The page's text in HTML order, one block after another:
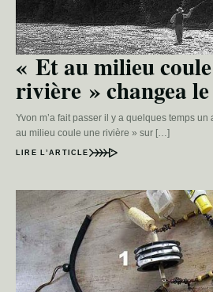
« Et au milieu
rivière » changea
Yvon m’a fait passer il y a quelques temps un
au milieu coule une rivière » sur […]
LIRE L’ARTICLE